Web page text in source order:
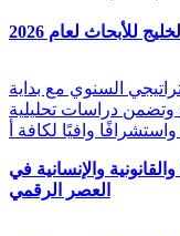
للأبحاث لعام 2026
السنوي مع بداية
وتضمن دراسات تحليلية
وافيًا لكافة أ
والإنسانية في
العصر الرقمي